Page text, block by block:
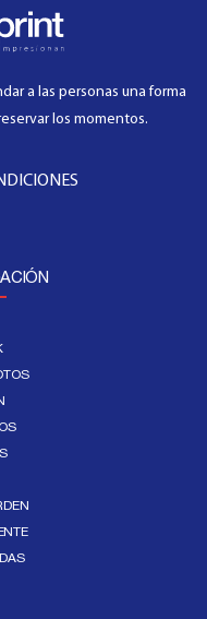
a las personas una forma
los momentos.